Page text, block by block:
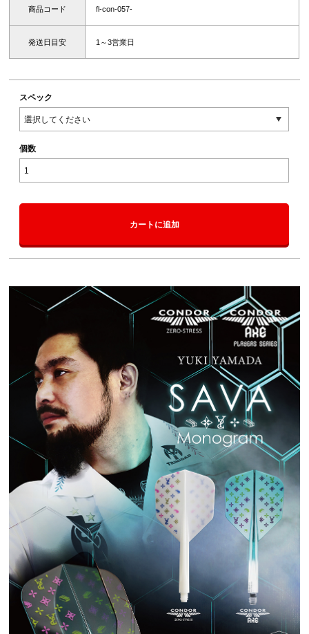
商品コード fl-con-057-
発送日目安 1～3営業日
スペック
個数
カートに追加